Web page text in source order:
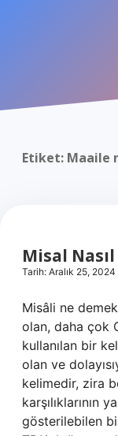
Etiket: Maaile
Misal Nasıl
Tarih: Aralık 25, 2024
Misâli ne
olan, daha çok
kullanılan bir
olan ve
kelimedir, zira
karşılıklarının
gösterilebilen